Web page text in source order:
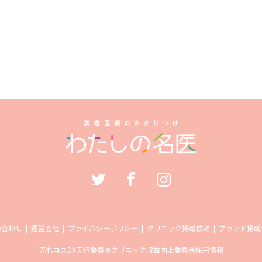
わせ 運営会社 プライバシーポリシー クリニック掲載依頼 ブランド掲
売れコスDX実行委員長クリニック収益向上委員会採用情報